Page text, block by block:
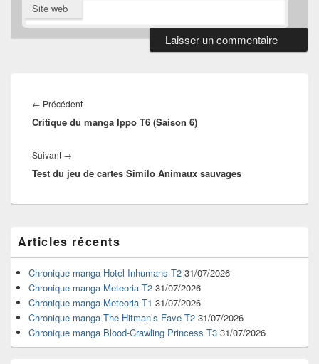
Site web
de
l’article
← PrécédentArticle
précédent :
Critique du manga Ippo T6 (Saison 6)
Suivant →
suivant :
Test du jeu de cartes Similo Animaux sauvages
principale
de
widget
pour
barre
latérale
Articles récents
Chronique manga Hotel Inhumans T2 31/07/2026
Chronique manga Meteoria T2 31/07/2026
Chronique manga Meteoria T1 31/07/2026
Chronique manga The Hitman’s Fave T2 31/07/2026
Chronique manga Blood-Crawling Princess T3 31/07/2026